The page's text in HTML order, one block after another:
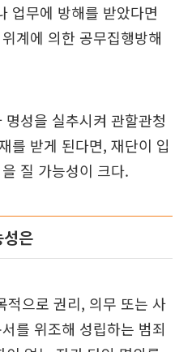
업무에 방해를 받았다면
계에 의한 공무집행방해
성을 실추시켜 관할관청
를 받게 된다면, 재단이 입
질 가능성이 크다.
은
적으로 권리, 의무 또는 사
를 위조해 성립하는 범죄